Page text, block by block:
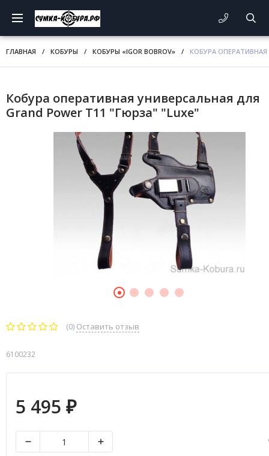
ГЛАВНАЯ / КОБУРЫ / КОБУРЫ «IGOR BOBROV» / КОБУРА ОПЕРАТИВНАЯ
Кобура оперативная универсальная для
Grand Power T11 "Гюрза" "Luxe"
(0) Оставить отзыв
6100232
5 495 ₽